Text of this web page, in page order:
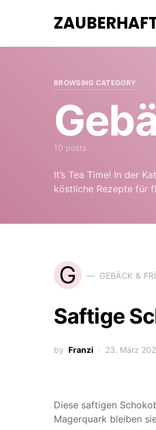
BROWSING CATEGORY
10 posts
It’s Tea Time! In der
köstliche Rezepte für
G GEBÄCK &
Saftige
by Franzi 23. März
Diese saftigen
Magerquark bleiben